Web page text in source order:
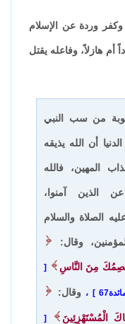
وردة عن الإسلام
أم هازلاً، وفاعله يقتل
من سب النبي
أن الله يذيقه
المهين، فالله
الذين آمنوا،
الصلاة والسلام
وقال:
مِنَ النَّاسِ
، وقال:
الْمُسْتَهْزِئِينَ